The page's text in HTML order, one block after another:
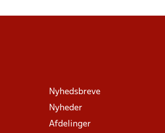
Nyhedsbreve
Nyheder
Afdelinger